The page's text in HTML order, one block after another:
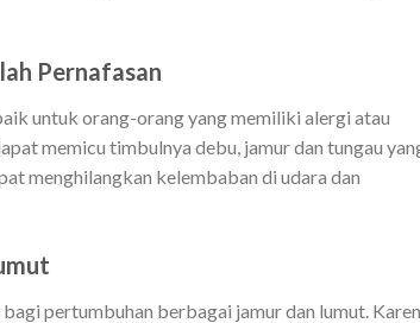
Pernafasan
untuk orang-orang yang memiliki alergi atau
memicu timbulnya debu, jamur dan tungau
menghilangkan kelembaban di udara dan
pertumbuhan berbagai jamur dan lumut.